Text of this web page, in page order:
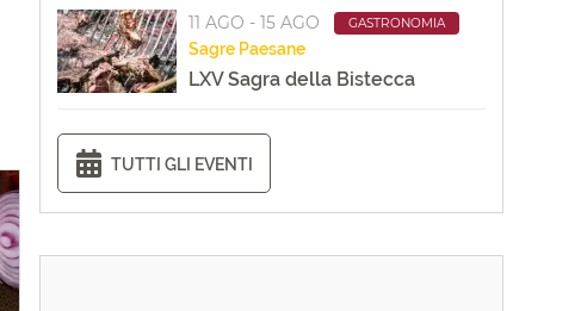
11 AGO - 15 AGO GASTRONOMIA
Sagre Paesane
LXV Sagra della Bistecca
TUTTI GLI EVENTI